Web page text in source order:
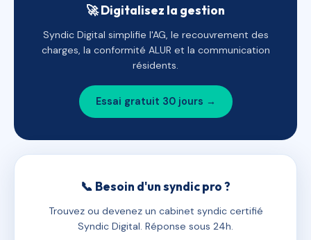
🚀 Digitalisez la gestion
Syndic Digital simplifie l'AG, le recouvrement des
charges, la conformité ALUR et la communication
résidents.
Essai gratuit 30 jours →
📞 Besoin d'un syndic pro ?
Trouvez ou devenez un cabinet syndic certifié
Syndic Digital. Réponse sous 24h.